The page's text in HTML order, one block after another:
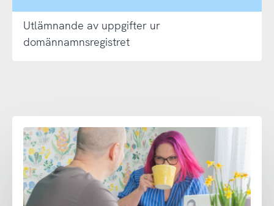
Utlämnande av uppgifter ur
domännamnsregistret